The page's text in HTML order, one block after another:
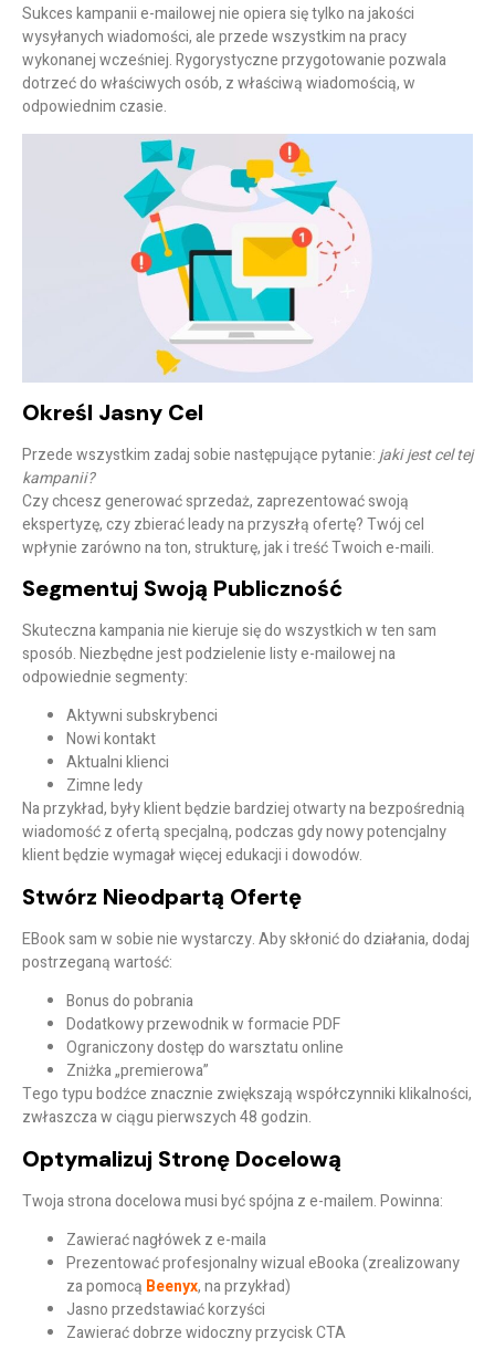
Sukces kampanii e-mailowej nie opiera się tylko na jakości
wysyłanych wiadomości, ale przede wszystkim na pracy
wykonanej wcześniej. Rygorystyczne przygotowanie pozwala
dotrzeć do właściwych osób, z właściwą wiadomością, w
odpowiednim czasie.
Określ Jasny Cel
Przede wszystkim zadaj sobie następujące pytanie: jaki jest cel tej
kampanii?
Czy chcesz generować sprzedaż, zaprezentować swoją
ekspertyzę, czy zbierać leady na przyszłą ofertę? Twój cel
wpłynie zarówno na ton, strukturę, jak i treść Twoich e-maili.
Segmentuj Swoją Publiczność
Skuteczna kampania nie kieruje się do wszystkich w ten sam
sposób. Niezbędne jest podzielenie listy e-mailowej na
odpowiednie segmenty:
Aktywni subskrybenci
Nowi kontakt
Aktualni klienci
Zimne ledy
Na przykład, były klient będzie bardziej otwarty na bezpośrednią
wiadomość z ofertą specjalną, podczas gdy nowy potencjalny
klient będzie wymagał więcej edukacji i dowodów.
Stwórz Nieodpartą Ofertę
EBook sam w sobie nie wystarczy. Aby skłonić do działania, dodaj
postrzeganą wartość:
Bonus do pobrania
Dodatkowy przewodnik w formacie PDF
Ograniczony dostęp do warsztatu online
Zniżka „premierowa”
Tego typu bodźce znacznie zwiększają współczynniki klikalności,
zwłaszcza w ciągu pierwszych 48 godzin.
Optymalizuj Stronę Docelową
Twoja strona docelowa musi być spójna z e-mailem. Powinna:
Zawierać nagłówek z e-maila
Prezentować profesjonalny wizual eBooka (zrealizowany
za pomocą Beenyx, na przykład)
Jasno przedstawiać korzyści
Zawierać dobrze widoczny przycisk CTA